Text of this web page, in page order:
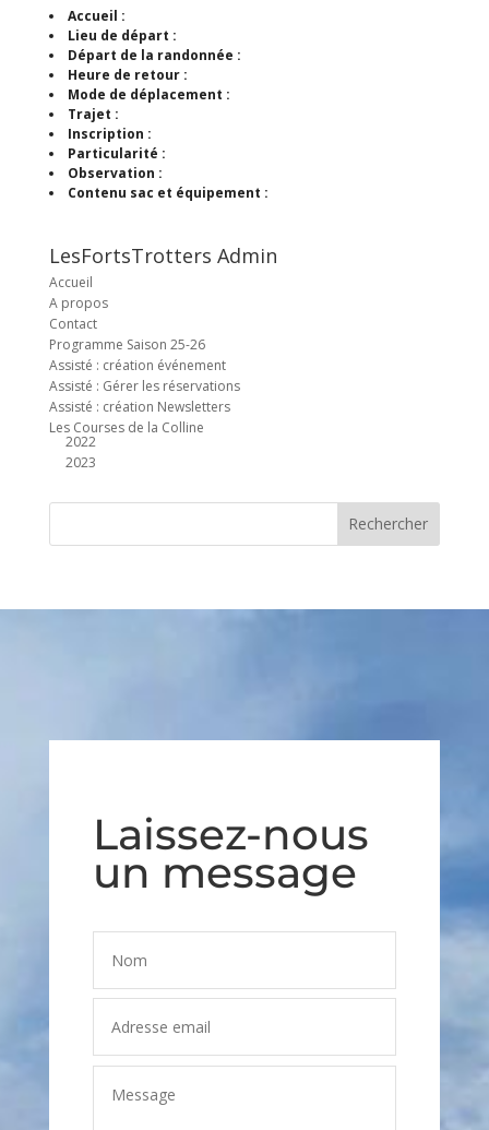
Accueil :
Lieu de départ :
Départ de la randonnée :
Heure de retour :
Mode de déplacement :
Trajet :
Inscription :
Particularité :
Observation :
Contenu sac et équipement :
LesFortsTrotters Admin
Accueil
A propos
Contact
Programme Saison 25-26
Assisté : création événement
Assisté : Gérer les réservations
Assisté : création Newsletters
Les Courses de la Colline
2022
2023
Laissez-nous
un message